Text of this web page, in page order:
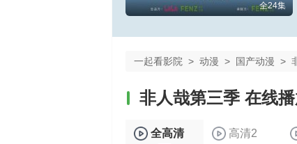
全24集
一起看影院 > 动漫 > 国产动漫 >
非人哉第三季 在线
全高清 高清2